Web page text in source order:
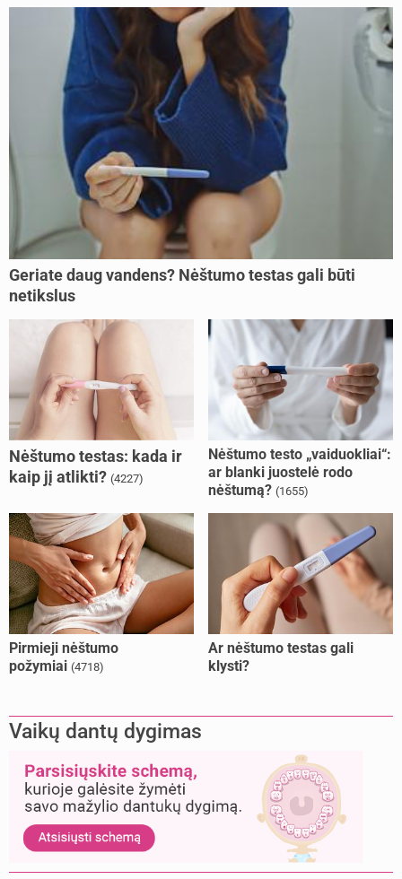
Geriate daug vandens? Nėštumo testas gali būti
netikslus
Nėštumo testas: kada ir
kaip jį atlikti? (4227)
Nėštumo testo „vaiduokliai“:
ar blanki juostelė rodo
nėštumą? (1655)
Pirmieji nėštumo
požymiai (4718)
Ar nėštumo testas gali
klysti?
Vaikų dantų dygimas